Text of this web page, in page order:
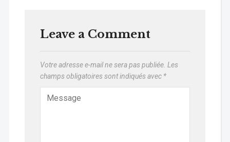
Leave a Comment
Votre adresse e-mail ne sera pas publiée. Les
champs obligatoires sont indiqués avec *